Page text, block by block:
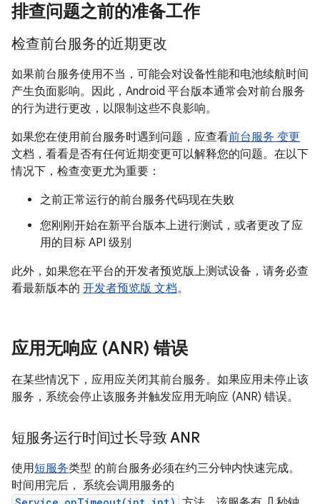
排查问题之前的准备工作
检查前台服务的近期更改
如果前台服务使用不当，可能会对设备性能和电池续航时间
产生负面影响。因此，Android 平台版本通常会对前台服务
的行为进行更改，以限制这些不良影响。
如果您在使用前台服务时遇到问题，应查看前台服务 变更
文档，看看是否有任何近期变更可以解释您的问题。在以下
情况下，检查变更尤为重要：
之前正常运行的前台服务代码现在失败
您刚刚开始在新平台版本上进行测试，或者更改了应
用的目标 API 级别
此外，如果您在平台的开发者预览版上测试设备，请务必查
看最新版本的 开发者预览版 文档。
应用无响应 (ANR) 错误
在某些情况下，应用应关闭其前台服务。如果应用未停止该
服务，系统会停止该服务并触发应用无响应 (ANR) 错误。
短服务运行时间过长导致 ANR
使用短服务类型 的前台服务必须在约三分钟内快速完成。
时间用完后， 系统会调用服务的